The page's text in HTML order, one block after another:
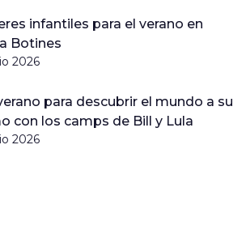
infantiles para el verano en
Botines
2026
para descubrir el mundo a su
con los camps de Bill y Lula
2026